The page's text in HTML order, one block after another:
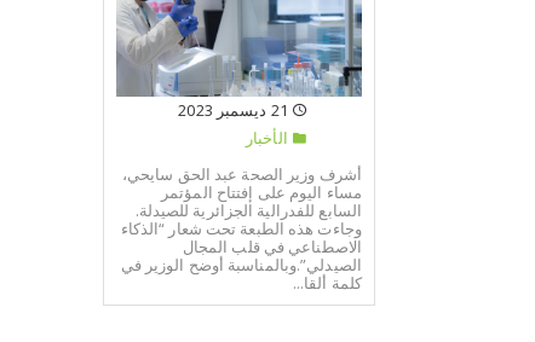
الأخبار
أشرف وزير الصحة عبد الحق سايحي،
مساء اليوم على إفتتاح المؤتمر
السابع للفدرالية الجزائرية للصيدلة.
وجاءت هذه الطبعة تحت شعار “الذكاء
الاصطناعي في قلب المجال
الصيدلي”.وبالمناسبة أوضح الوزير في
كلمة ألقا...